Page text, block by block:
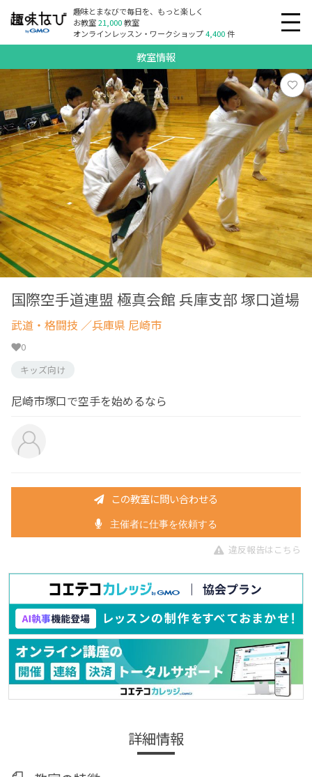
趣味とまなびで毎日を、もっと楽しく
お教室21,000教室
オンラインレッスン・ワークショップ4,400件
教室情報
国際空手道連盟 極真会館 兵庫支部 塚口道場
武道・格闘技 ／兵庫県 尼崎市
0
キッズ向け
尼崎市塚口で空手を始めるなら
この教室に問い合わせる
主催者に仕事を依頼する
違反報告はこちら
詳細情報